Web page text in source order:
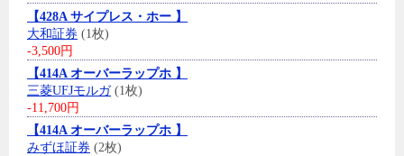
【428A サイプレス・ホー 】
大和証券 (1枚)
-3,500円
【414A オーバーラップホ 】
三菱UFJモルガ(1枚)
-11,700円
【414A オーバーラップホ 】
みずほ証券 (2枚)